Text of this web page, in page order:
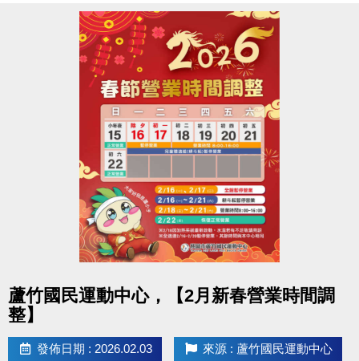
◆ 需本人親自前來領取
◆ 不可委託他人代領
持續運動不僅讓身體更健康，
還能感受滿滿的鼓勵與心意
-洽詢專線：03-2639066 #112
-官網 :
https://www.lzsports.com.tw/zh_TW/news/pageID/1/
-FB : 桃園市蘆竹國民運動中心
-IG : @luzhusports
蘆竹國民運動中心，【2月新春營業時間調
整】
發佈日期 : 2026.02.03 來源 : 蘆竹國民運動中心